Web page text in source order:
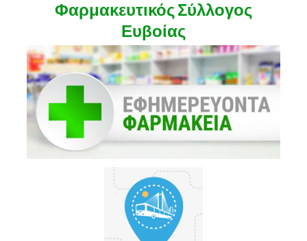
Φαρμακευτικός Σύλλογος
Ευβοίας